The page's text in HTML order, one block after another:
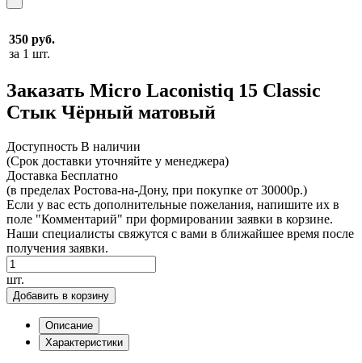
350 руб.
за 1 шт.
Заказать Micro Laconistiq 15 Classic
Стык Чёрный матовый
Доcтупность В наличии
(Срок доставки уточняйте у менеджера)
Доставка Бесплатно
(в пределах Ростова-на-Дону, при покупке от 30000р.)
Если у вас есть дополнительные пожелания, напишите их в
поле "Комментарий" при формировании заявки в корзине.
Наши специалисты свяжутся с вами в ближайшее время после
получения заявки.
шт.
Добавить в корзину
Описание
Характеристики